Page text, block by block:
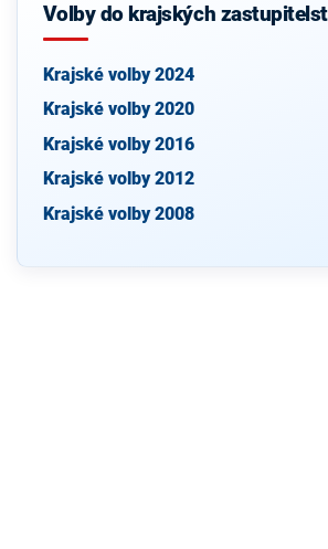
Volby do krajských
Krajské volby 2024
Krajské volby 2020
Krajské volby 2016
Krajské volby 2012
Krajské volby 2008